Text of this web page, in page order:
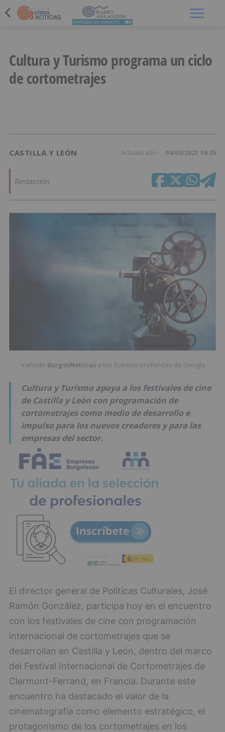
Cultura y Turismo programa un ciclo
de cortometrajes
CASTILLA Y LEÓN Actualizado 04/02/2021 16:25
Redacción
★Añade BurgosNoticias a tus fuentes preferidas de Google
Cultura y Turismo apoya a los festivales de cine
de Castilla y León con programación de
cortometrajes como medio de desarrollo e
impulso para los nuevos creadores y para las
empresas del sector.
El director general de Políticas Culturales, José
Ramón González, participa hoy en el encuentro
con los festivales de cine con programación
internacional de cortometrajes que se
desarrollan en Castilla y León, dentro del marco
del Festival Internacional de Cortometrajes de
Clermont-Ferrand, en Francia. Durante este
encuentro ha destacado el valor de la
cinematografía como elemento estratégico, el
protagonismo de los cortometrajes en los